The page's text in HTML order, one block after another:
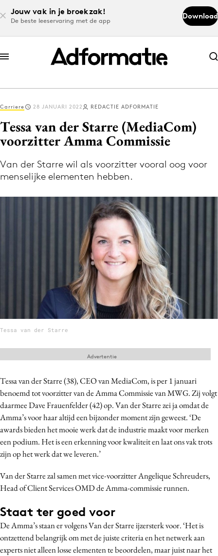
Jouw vak in je broekzak!
De beste leeservaring met de app
Download
Abonneer nu
Abonneer nu
Log in
Volg het laatste nieuws via de Adformatie
Nieuws app
9 sept: GenAI-training
12 nov: MarketingLive!
Adverteren
Events
Opleidingen
Academy
Partners
Topics
Artificial Intelligence
Bureaus
Campagnes
Carriere
Contentmarketing
Customer Experience
Data & Insights
Design
Carriere 28 JANUARI 2022 REDACTIE ADFORMATIE
Tessa van der Starre (MediaCom)
voorzitter Amma Commissie
Van der Starre wil als voorzitter vooral oog voor
menselijke elementen hebben.
Tessa van der Starre
Tessa van der Starre (38), CEO van MediaCom, is per 1 januari
benoemd tot voorzitter van de Amma Commissie van MWG. Zij volgt
daarmee Dave Frauenfelder (42) op. Van der Starre zei ja omdat de
Amma’s voor haar altijd een bijzonder moment zijn geweest. ‘De
awards bieden het mooie werk dat de industrie maakt voor merken
een podium. Het is een erkenning voor kwaliteit en laat ons vak trots
zijn op het werk dat we leveren.’
Van der Starre zal samen met vice-voorzitter Angelique Schreuders,
Head of Client Services OMD de Amma-commissie runnen.
Staat ter goed voor
De Amma’s staan er volgens Van der Starre ijzersterk voor. ‘Het is
ontzettend belangrijk om met de juiste criteria en het netwerk aan
experts niet alleen losse elementen te beoordelen, maar juist naar het
Advertentie